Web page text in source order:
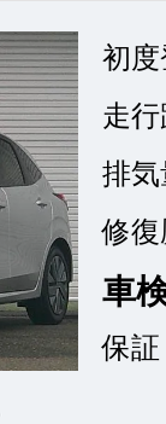
初
走
排気
修復
車
保証